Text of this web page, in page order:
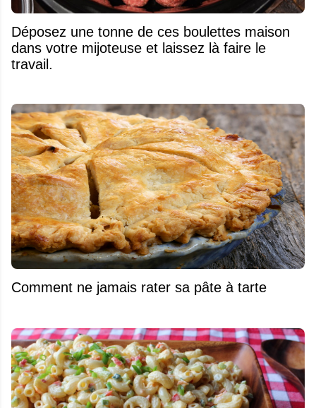
Déposez une tonne de ces boulettes maison
dans votre mijoteuse et laissez là faire le
travail.
Comment ne jamais rater sa pâte à tarte